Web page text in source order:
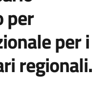
per
per i
regionali.